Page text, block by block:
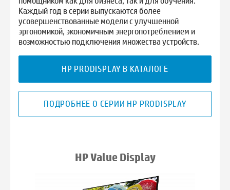
Каждый год в серии выпускаются более
усовершенствованные модели с улучшенной
эргономикой, экономичным энергопотреблением и
возможностью подключения множества устройств.
HP PRODISPLAY В КАТАЛОГЕ
ПОДРОБНЕЕ О СЕРИИ HP PRODISPLAY
HP Value Display